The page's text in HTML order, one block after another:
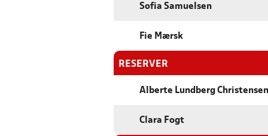
Sofia Samuelsen
Fie Mærsk
RESERVER
Alberte Lundberg Christensen
Clara Fogt